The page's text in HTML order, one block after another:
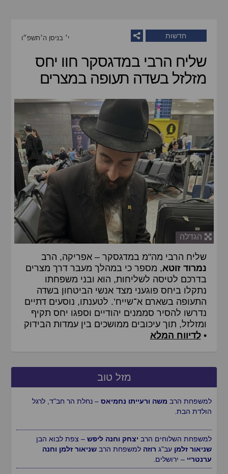
חדשות י׳ בניסן ה׳תשפ״ו
שליח הרבי במדגסקר חוו יחס
מזלזל בשדה תעופה במצרים
הגדלה
שליח הרבי מה"מ במדגסקר – אפריקה, הרב
נמרוד זוטא, מספר כי במהלך מעבר דרך מצרים
בדרכם לטיסה לשליחות, הוא ובני משפחתו
נתקלו ביחס פוגעני מצד אנשי הביטחון בשדה
התעופה בשארם א־שייח’. לטענתו, נוסעים דתיים
נדרשו להסיר סממנים יהודיים וספגו יחס תקיף
ומזלזל, תוך עיכובים ממושכים בין עמדות הבידוק
•לדיווח המלא
מזל טוב
למשפחת הרב משה ורעייתו נחמיאס – נחלת הר חב"ד, לרגל
הולדת הבת.
למשפחת השלוחים הרב יצחק וחנה ליפש – צפת לבוא הבן
שניאור זלמן עב"ג רוזה למשפחת הרב שניאור זלמן וחנה
ערנטריי – ירושלים.